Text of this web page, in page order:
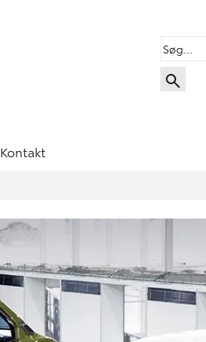
Kontakt